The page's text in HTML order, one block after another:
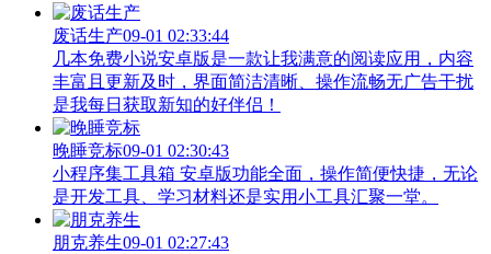
废话生产09-01 02:33:44
几本免费小说安卓版是一款让我满意的阅读应用，内容
丰富且更新及时，界面简洁清晰、操作流畅无广告干扰
是我每日获取新知的好伴侣！
晚睡竞标09-01 02:30:43
小程序集工具箱 安卓版功能全面，操作简便快捷，无论
是开发工具、学习材料还是实用小工具汇聚一堂。
朋克养生09-01 02:27:43